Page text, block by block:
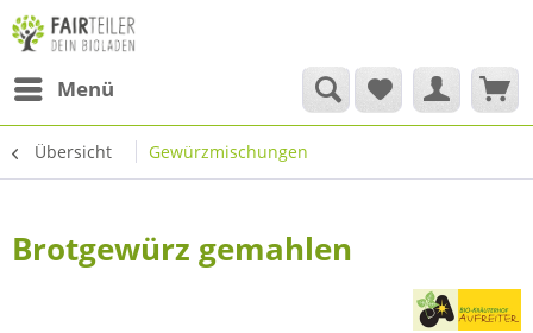
Menü
Übersicht Gewürzmischungen
Brotgewürz gemahlen